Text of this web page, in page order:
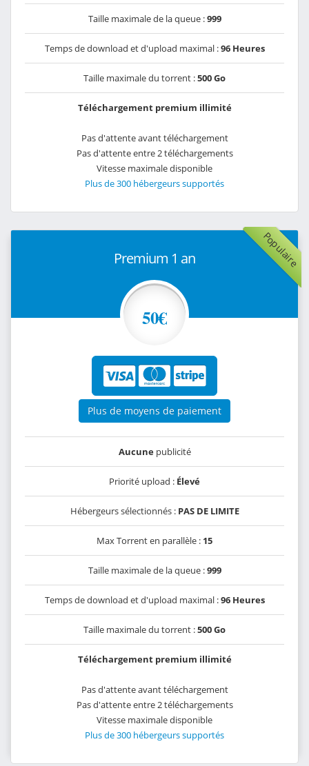
Taille maximale de la queue :999
Temps de download et d'upload maximal :96 Heures
Taille maximale du torrent :500 Go
Téléchargement premium illimité
Pas d'attente avant téléchargement
Pas d'attente entre 2 téléchargements
Vitesse maximale disponible
Plus de 300 hébergeurs supportés
Populaire
Premium 1 an
50€
Plus de moyens de paiement
Aucunepublicité
Priorité upload : Élevé
Hébergeurs sélectionnés : PAS DE LIMITE
Max Torrent en parallèle : 15
Taille maximale de la queue :999
Temps de download et d'upload maximal :96 Heures
Taille maximale du torrent :500 Go
Téléchargement premium illimité
Pas d'attente avant téléchargement
Pas d'attente entre 2 téléchargements
Vitesse maximale disponible
Plus de 300 hébergeurs supportés